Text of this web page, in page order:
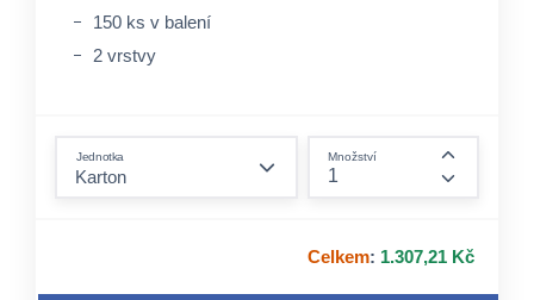
150 ks v balení
2 vrstvy
Jednotka Množství
Celkem: 1.307,21 Kč